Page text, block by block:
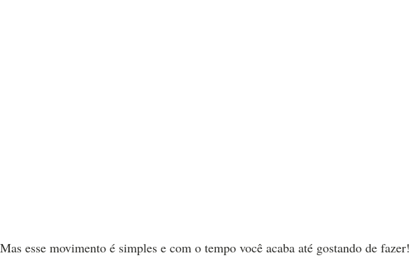
Mas esse movimento é simples e com o tempo você acaba até gostando de fazer!